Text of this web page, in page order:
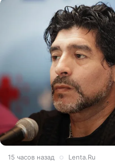
15 часов назад Lenta.Ru